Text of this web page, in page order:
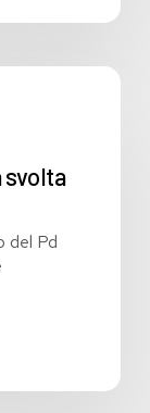
svolta
del Pd